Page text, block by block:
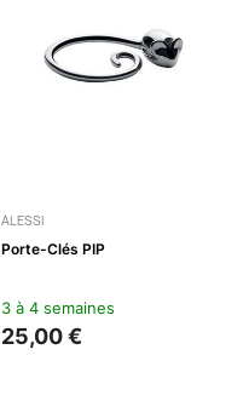
ALESSI
Porte-Clés PIP
3 à 4 semaines
25,00 €